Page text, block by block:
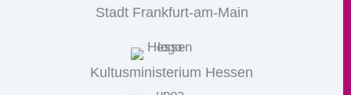
Stadt Frankfurt-am-Main
Kultusministerium Hessen